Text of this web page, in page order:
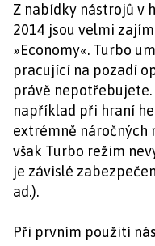
Z nabídky nástrojů v
2014 jsou velmi
»Economy«. Turbo
pracující na pozadí
právě
například při hraní
extrémně náročných
však Turbo režim
je závislé
ad.).
Při prvním použití